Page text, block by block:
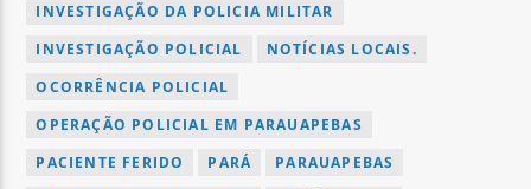
INVESTIGAÇÃO DA POLICIA MILITAR
INVESTIGAÇÃO POLICIAL
NOTÍCIAS LOCAIS.
OCORRÊNCIA POLICIAL
OPERAÇÃO POLICIAL EM PARAUAPEBAS
PACIENTE FERIDO
PARÁ
PARAUAPEBAS